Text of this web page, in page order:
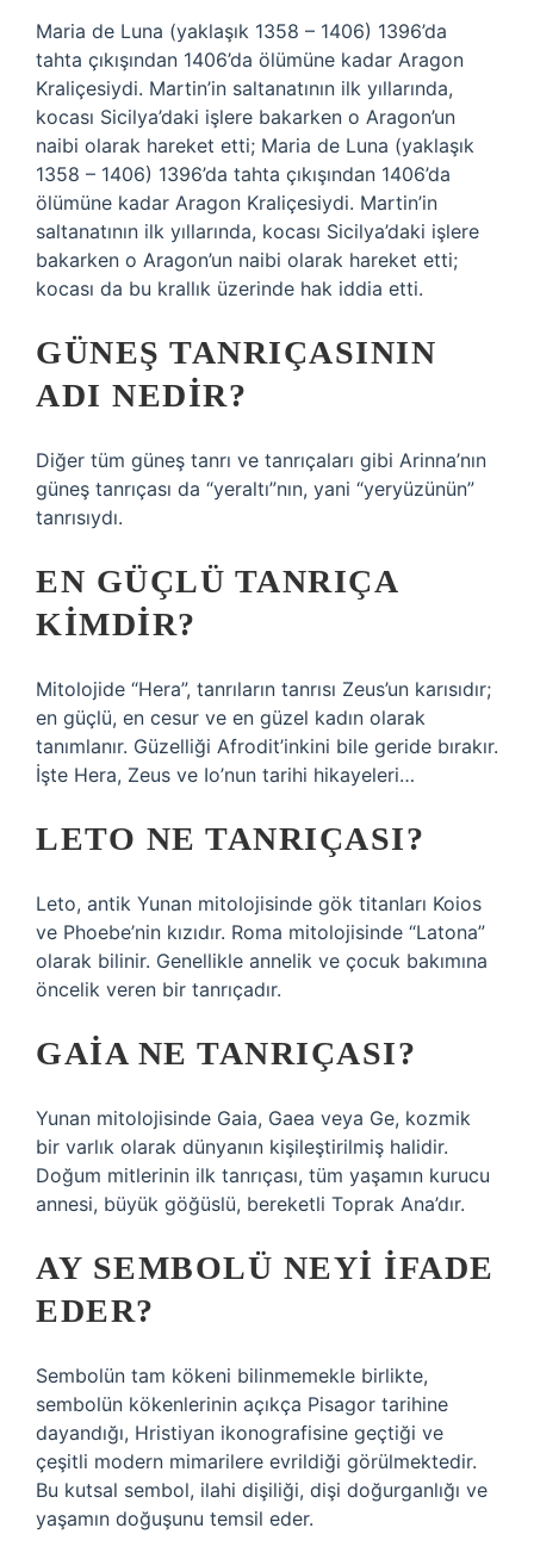
Maria de Luna (yaklaşık 1358 – 1406) 1396’da
tahta çıkışından 1406’da ölümüne kadar Aragon
Kraliçesiydi. Martin’in saltanatının ilk yıllarında,
kocası Sicilya’daki işlere bakarken o Aragon’un
naibi olarak hareket etti; Maria de Luna (yaklaşık
1358 – 1406) 1396’da tahta çıkışından 1406’da
ölümüne kadar Aragon Kraliçesiydi. Martin’in
saltanatının ilk yıllarında, kocası Sicilya’daki işlere
bakarken o Aragon’un naibi olarak hareket etti;
kocası da bu krallık üzerinde hak iddia etti.
GÜNEŞ TANRIÇASININ
ADI NEDIR?
Diğer tüm güneş tanrı ve tanrıçaları gibi Arinna’nın
güneş tanrıçası da “yeraltı”nın, yani “yeryüzünün”
tanrısıydı.
EN GÜÇLÜ TANRIÇA
KIMDIR?
Mitolojide “Hera”, tanrıların tanrısı Zeus’un karısıdır;
en güçlü, en cesur ve en güzel kadın olarak
tanımlanır. Güzelliği Afrodit’inkini bile geride bırakır.
İşte Hera, Zeus ve Io’nun tarihi hikayeleri…
LETO NE TANRIÇASI?
Leto, antik Yunan mitolojisinde gök titanları Koios
ve Phoebe’nin kızıdır. Roma mitolojisinde “Latona”
olarak bilinir. Genellikle annelik ve çocuk bakımına
öncelik veren bir tanrıçadır.
GAIA NE TANRIÇASI?
Yunan mitolojisinde Gaia, Gaea veya Ge, kozmik
bir varlık olarak dünyanın kişileştirilmiş halidir.
Doğum mitlerinin ilk tanrıçası, tüm yaşamın kurucu
annesi, büyük göğüslü, bereketli Toprak Ana’dır.
AY SEMBOLÜ NEYI IFADE
EDER?
Sembolün tam kökeni bilinmemekle birlikte,
sembolün kökenlerinin açıkça Pisagor tarihine
dayandığı, Hristiyan ikonografisine geçtiği ve
çeşitli modern mimarilere evrildiği görülmektedir.
Bu kutsal sembol, ilahi dişiliği, dişi doğurganlığı ve
yaşamın doğuşunu temsil eder.